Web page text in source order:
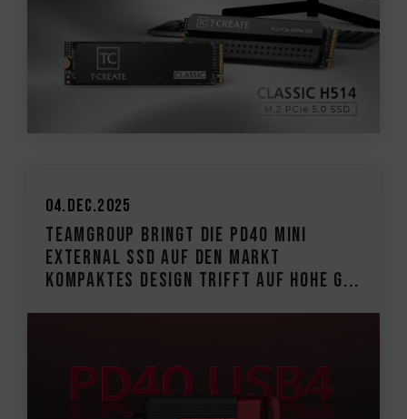
04.Dec.2025
TEAMGROUP bringt die PD40 Mini
External SSD auf den Markt
Kompaktes Design trifft auf hohe G...